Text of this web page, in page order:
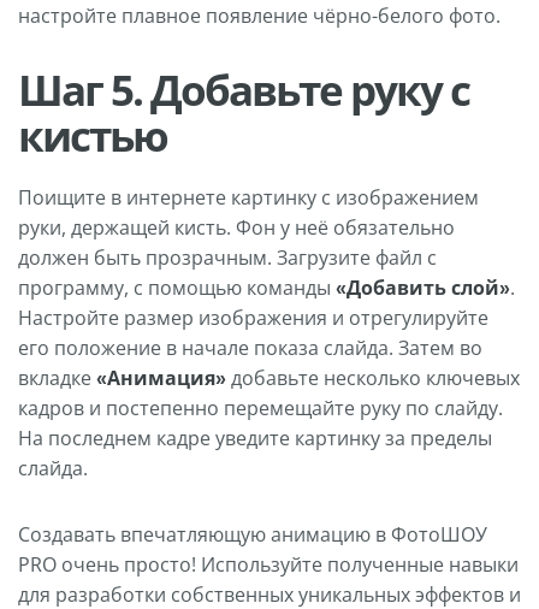
настройте плавное появление чёрно-белого фото.
Шаг 5. Добавьте руку с
кистью
Поищите в интернете картинку с изображением
руки, держащей кисть. Фон у неё обязательно
должен быть прозрачным. Загрузите файл с
программу, с помощью команды «Добавить слой».
Настройте размер изображения и отрегулируйте
его положение в начале показа слайда. Затем во
вкладке«Анимация»добавьте несколько ключевых
кадров и постепенно перемещайте руку по слайду.
На последнем кадре уведите картинку за пределы
слайда.
Создавать впечатляющую анимацию в ФотоШОУ
PRO очень просто! Используйте полученные навыки
для разработки собственных уникальных эффектов и